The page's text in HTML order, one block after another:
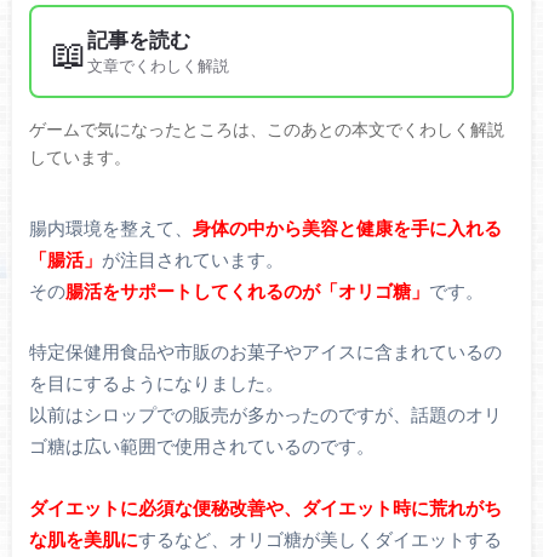
📖記事を読む
文章でくわしく解説
ゲームで気になったところは、このあとの本文でくわしく解説
しています。
腸内環境を整えて、 身体の中から美容と健康を手に入れる
「腸活」 が注目されています。
その腸活をサポートしてくれるのが「オリゴ糖」 です。
特定保健用食品や市販のお菓子やアイスに含まれているの
を目にするようになりました。
以前はシロップでの販売が多かったのですが、話題のオリ
ゴ糖は広い範囲で使用されているのです。
ダイエットに必須な便秘改善や、ダイエット時に荒れがち
な肌を美肌にするなど、オリゴ糖が美しくダイエットする